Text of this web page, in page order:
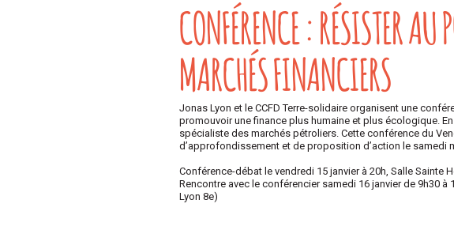
CONFÉRENCE : RÉSISTER AU
MARCHÉS FINANCIERS
Jonas Lyon et le CCFD Terre-solidaire organisent une
promouvoir une finance plus humaine et plus écologique.
spécialiste des marchés pétroliers. Cette conférence du
d’approfondissement et de proposition d’action le samedi
Conférence-débat le vendredi 15 janvier à 20h, Salle Sainte
Rencontre avec le conférencier samedi 16 janvier de 9h30 à
Lyon 8e)